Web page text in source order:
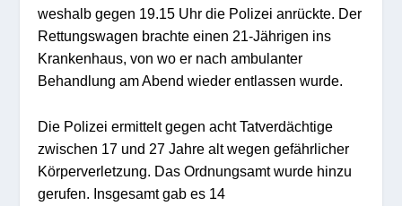
weshalb gegen 19.15 Uhr die Polizei anrückte. Der
Rettungswagen brachte einen 21-Jährigen ins
Krankenhaus, von wo er nach ambulanter
Behandlung am Abend wieder entlassen wurde.
Die Polizei ermittelt gegen acht Tatverdächtige
zwischen 17 und 27 Jahre alt wegen gefährlicher
Körperverletzung. Das Ordnungsamt wurde hinzu
gerufen. Insgesamt gab es 14